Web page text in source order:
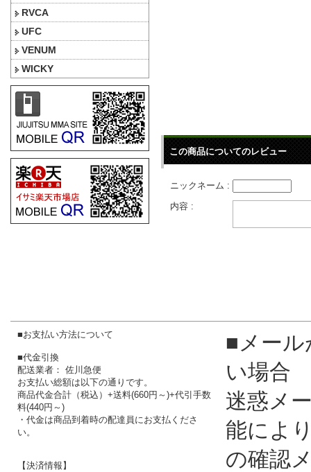
RVCA
UFC
VENUM
WICKY
この商品についてのレビュー
ニックネーム :
内容 :
■お支払い方法について
■代金引換
配送業者： 佐川急便
お支払い総額は以下の通りです。
商品代金合計（税込）+送料(660円～)+代引手数
料(440円～)
・代金は商品到着時の配達員にお支払くださ
い。
【決済情報】
■メール
い場合
迷惑メ
能によ
の確認